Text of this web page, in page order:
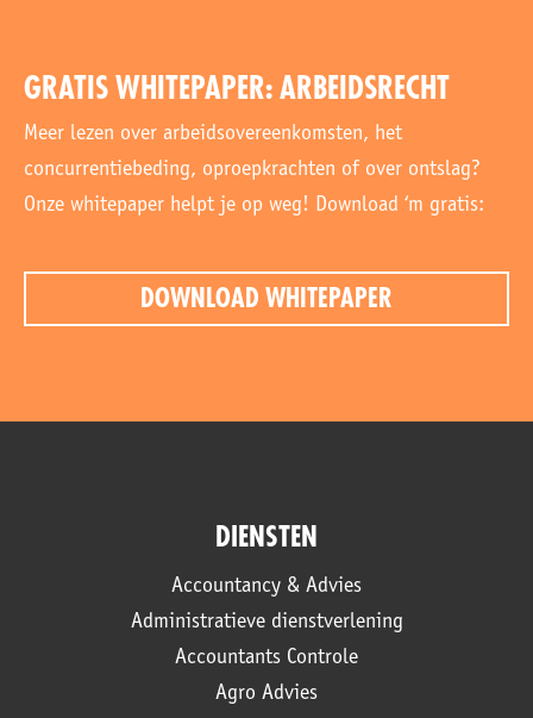
GRATIS WHITEPAPER: ARBEIDSRECHT
Meer lezen over arbeidsovereenkomsten, het
concurrentiebeding, oproepkrachten of over ontslag?
Onze whitepaper helpt je op weg! Download ‘m gratis:
DOWNLOAD WHITEPAPER
DIENSTEN
Accountancy & Advies
Administratieve dienstverlening
Accountants Controle
Agro Advies